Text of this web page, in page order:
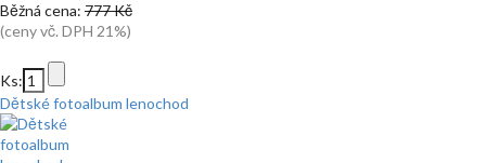
Běžná cena: 777 Kč
(ceny vč. DPH 21%)
Ks:
Dětské fotoalbum lenochod